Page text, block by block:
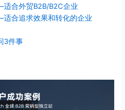
合外贸B2B/B2C企业
合追求效果和转化的企业
3件事